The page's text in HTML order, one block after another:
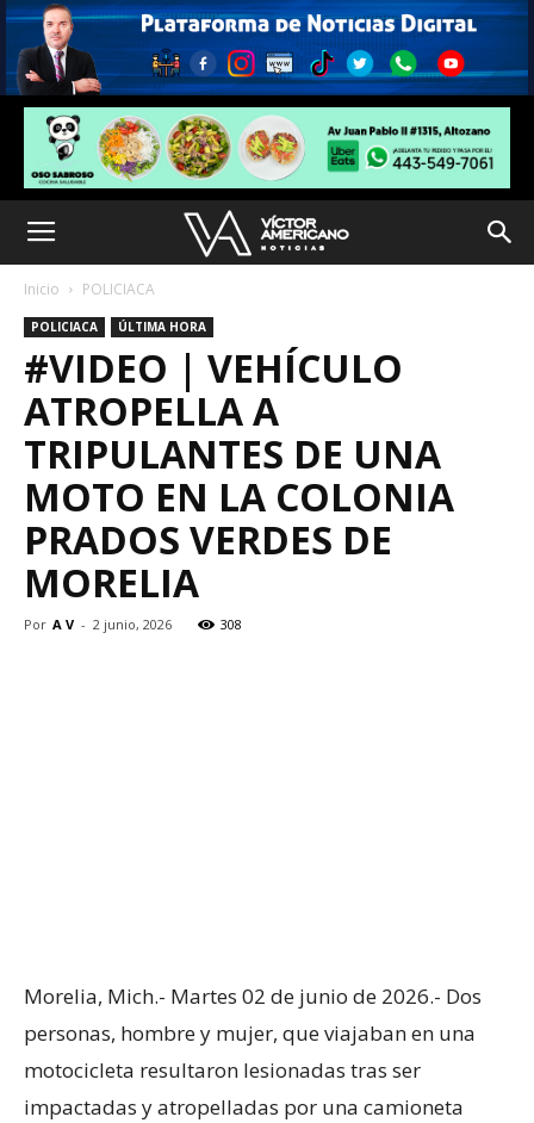
Inicio POLICIACA
POLICIACA ÚLTIMA HORA
#VIDEO | VEHÍCULO
ATROPELLA A
TRIPULANTES DE UNA
MOTO EN LA COLONIA
PRADOS VERDES DE
MORELIA
Por A V - 2 junio, 2026 308
Morelia, Mich.- Martes 02 de junio de 2026.- Dos
personas, hombre y mujer, que viajaban en una
motocicleta resultaron lesionadas tras ser
impactadas y atropelladas por una camioneta